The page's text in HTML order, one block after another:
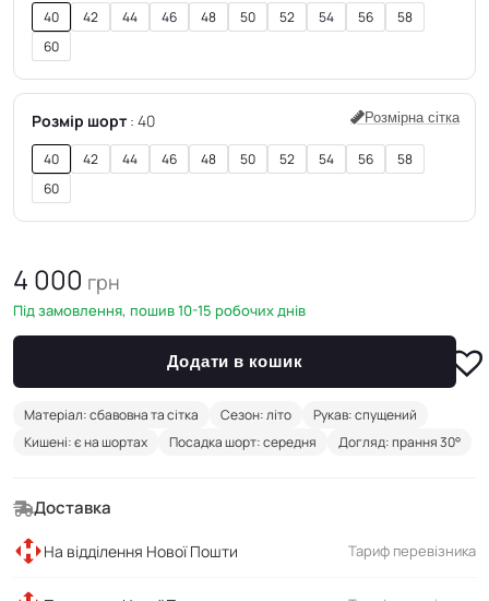
40 42 44 46 48 50 52 54 56
58
60
Розмір шорт 40 Розмірна сітка
40 42 44 46 48 50 52 54 56
58
60
4 000 грн
Під замовлення, пошив 10-15 робочих днів
Додати в кошик
Матеріал: сбавовна та сітка Сезон: літо
Рукав: спущений
Кишені: є на шортах
Посадка шорт: середня Догляд: прання 30°
Доставка
На відділення Нової Пошти Тариф перевізника